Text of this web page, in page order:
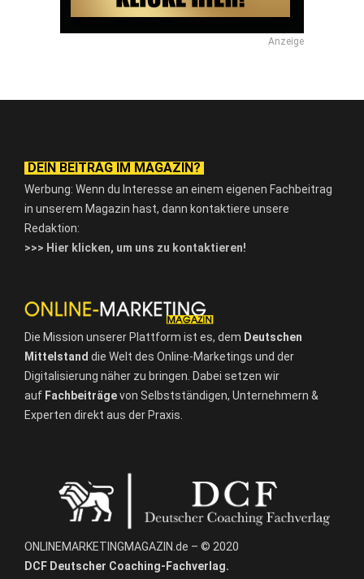
Anzeige
DEIN BEITRAG IM MAGAZIN?
Werbung: Wenn du Interesse an einem eigenen Fachbeitrag
in unserem Magazin hast, dann kontaktiere unsere
Redaktion:
>>> Hier klicken, um uns zu kontaktieren!
Die Mission unserer Plattform ist es, dem Deutschen
Mittelstand die Welt des Online-Marketings und der
Digitalisierung näher zu bringen. Dabei setzen wir
auf Fachbeiträgevon Selbstständigen, Unternehmern &
Experten direkt aus der Praxis.
ONLINEMARKETINGMAGAZIN.de – © 2020
DCF Deutscher Coaching-Fachverlag.